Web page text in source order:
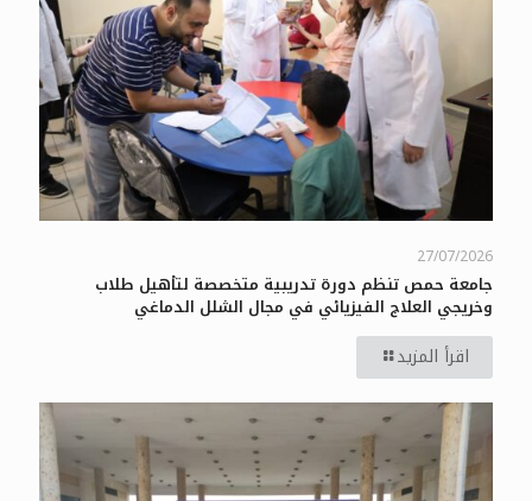
27/07/2026
جامعة حمص تنظم دورة تدريبية متخصصة لتأهيل طلاب
وخريجي العلاج الفيزيائي في مجال الشلل الدماغي
اقرأ المزيد